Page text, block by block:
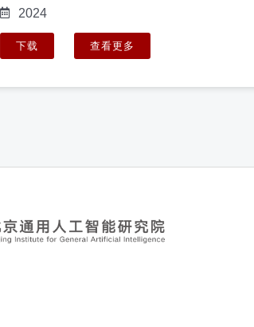
2024
下载 查看更多